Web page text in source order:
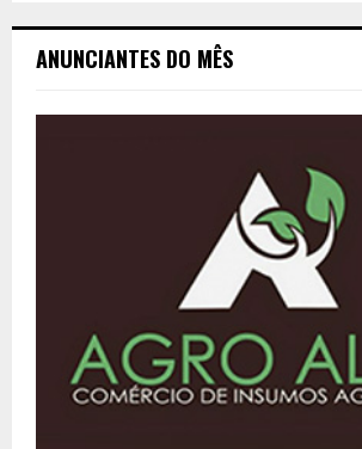
ANUNCIANTES DO MÊS